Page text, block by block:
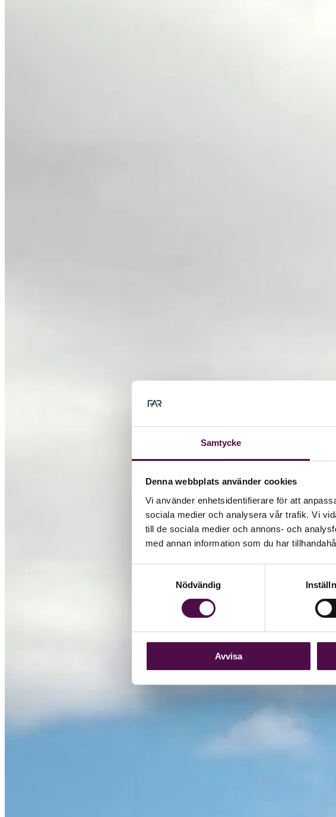
Samtycke
Denna webbplats använder cookies
Vi använder enhetsidentifierare för att
sociala medier och analysera vår trafik. Vi
till de sociala medier och annons- och
med annan information som du har
Nödvändig
Avvisa